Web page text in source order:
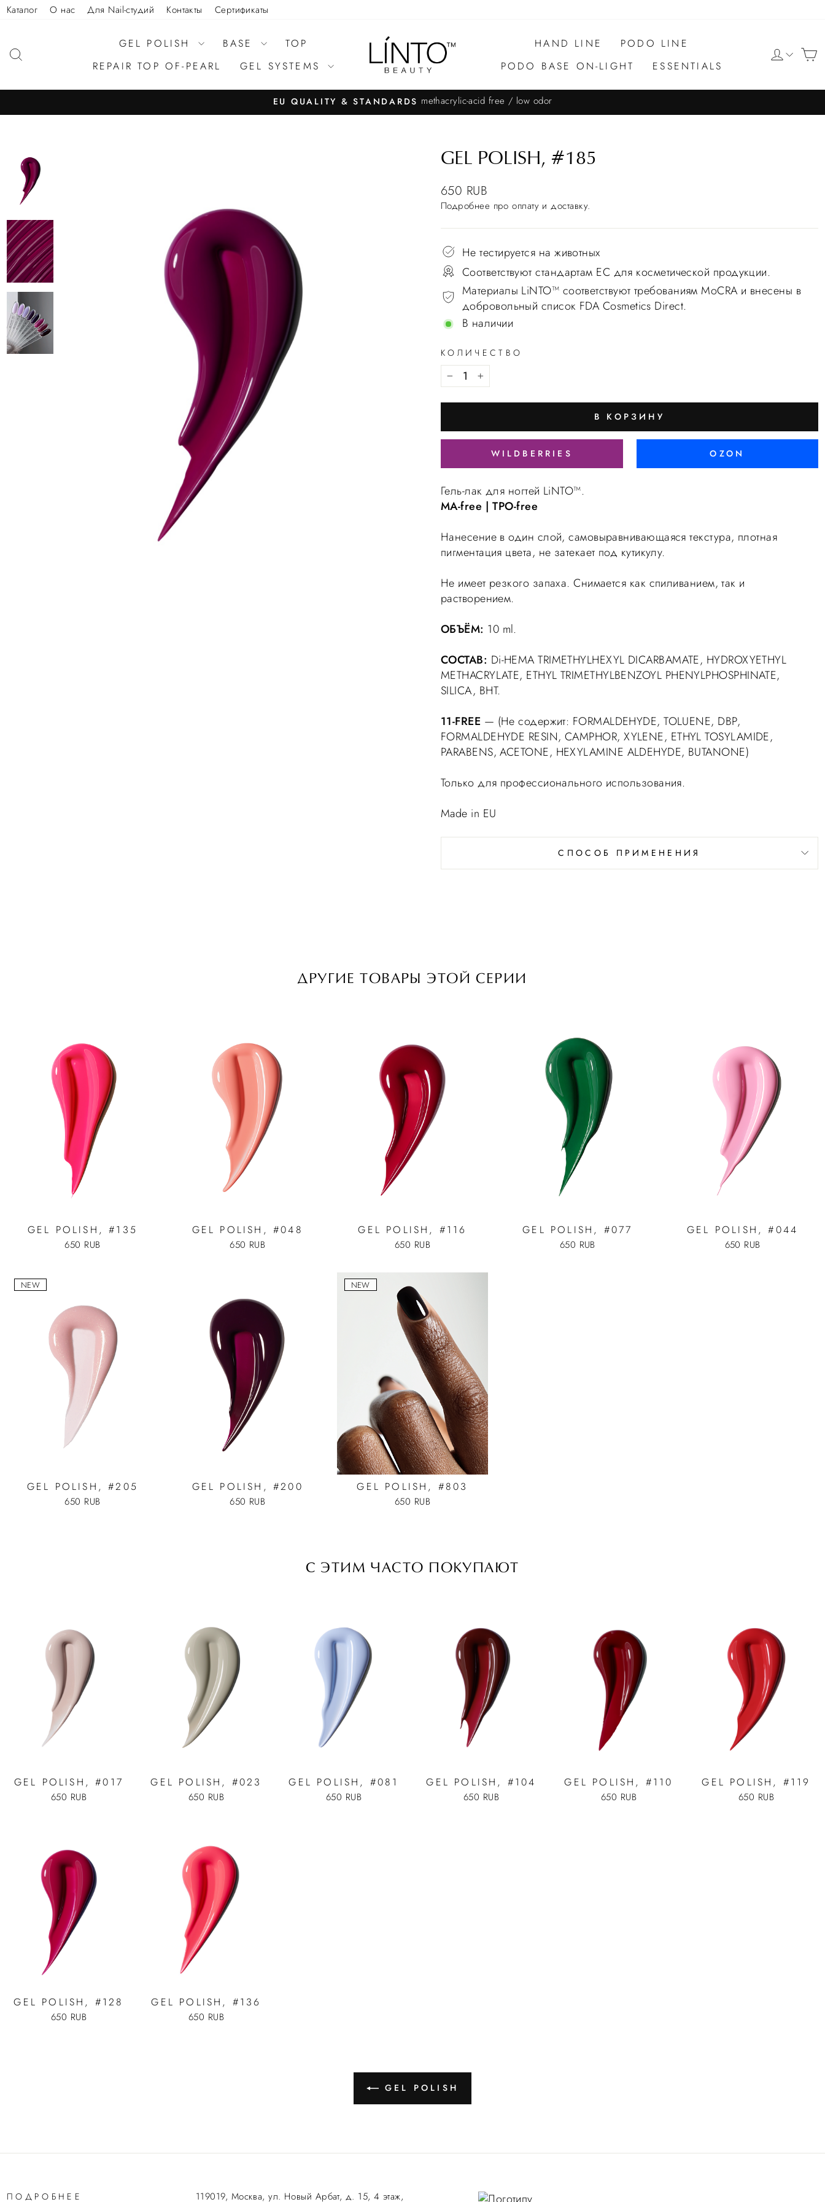
Каталог О нас Для Nail-студий Контакты Сертификаты
GEL POLISH BASE
TOP
REPAIR TOP OF-PEARL
GEL SYSTEMS
HAND LINE
PODO LINE
PODO BASE ON-LIGHT
ESSENTIALS
EU QUALITY & STANDARDS methacrylic-acid free / low odor
GEL POLISH, #185
650 RUB
Подробнее про оплату и доставку.
Не тестируется на животных
Соответствуют стандартам ЕС для косметической продукции.
Материалы LiNTO™ соответствуют требованиям MoCRA и внесены в
добровольный список FDA Cosmetics Direct.
В наличии
КОЛИЧЕСТВО
В КОРЗИНУ
WILDBERRIES OZON
Гель-лак для ногтей LiNTO™.
MA-free | TPO-free
Нанесение в один слой, самовыравнивающаяся текстура, плотная
пигментация цвета, не затекает под кутикулу.
Не имеет резкого запаха. Снимается как спиливанием, так и
растворением.
ОБЪЁМ: 10 ml.
СОСТАВ: Di-HEMA TRIMETHYLHEXYL DICARBAMATE, HYDROXYETHYL
METHACRYLATE, ETHYL TRIMETHYLBENZOYL PHENYLPHOSPHINATE,
SILICA, BHT.
11-FREE — (Не содержит: FORMALDEHYDE, TOLUENE, DBP,
FORMALDEHYDE RESIN, CAMPHOR, XYLENE, ETHYL TOSYLAMIDE,
PARABENS, ACETONE, HEXYLAMINE ALDEHYDE, BUTANONE)
Только для профессионального использования.
Made in EU
СПОСОБ ПРИМЕНЕНИЯ
ДРУГИЕ ТОВАРЫ ЭТОЙ СЕРИИ
GEL POLISH, #135
650 RUB
GEL POLISH, #048
650 RUB
GEL POLISH, #116
650 RUB
GEL POLISH, #077
650 RUB
GEL POLISH, #044
650 RUB
NEW
GEL POLISH, #205
650 RUB
GEL POLISH, #200
650 RUB
NEW
GEL POLISH, #803
650 RUB
C ЭТИМ ЧАСТО ПОКУПАЮТ
GEL POLISH, #017
650 RUB
GEL POLISH, #023
650 RUB
GEL POLISH, #081
650 RUB
GEL POLISH, #104
650 RUB
GEL POLISH, #110
650 RUB
GEL POLISH, #119
650 RUB
GEL POLISH, #128
650 RUB
GEL POLISH, #136
650 RUB
GEL POLISH
ПОДРОБНЕЕ 119019, Москва, ул. Новый Арбат, д. 15, 4 этаж,